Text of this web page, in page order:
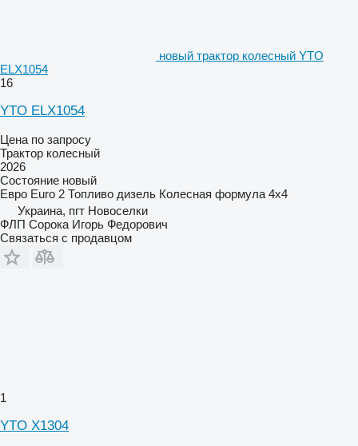
новый трактор колесный YTO
ELX1054
16
YTO ELX1054
Цена по запросу
Трактор колесный
2026
Состояние новый
Евро Euro 2 Топливо дизель Колесная формула 4x4
Украина, пгт Новоселки
ФЛП Сорока Игорь Федорович
Связаться с продавцом
1
YTO X1304